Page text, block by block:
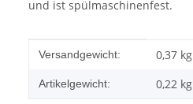
und ist spülmaschinenfest.
Produkteigenschaft
Wert
Versandgewicht: 0,37 kg
Artikelgewicht: 0,22 kg